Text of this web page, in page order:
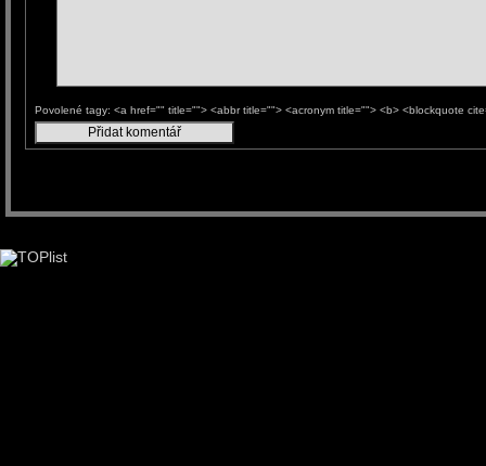
Povolené tagy: <a href="" title=""> <abbr title=""> <acronym title=""> <b> <blockquote